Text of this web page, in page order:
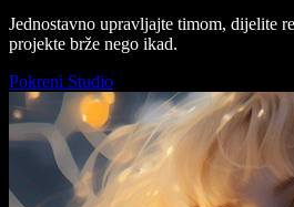
Jednostavno upravljajte timom, dijelite
projekte brže nego ikad.
Pokreni Studio